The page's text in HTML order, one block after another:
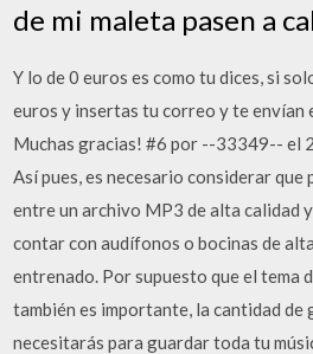
de mi maleta pasen a
Y lo de 0 euros es como tu dices, si
euros y insertas tu correo y te envían
Muchas gracias! #6 por --33349--
Así pues, es necesario considerar
entre un archivo MP3 de alta calidad
contar con audífonos o bocinas de
entrenado. Por supuesto que el tema
también es importante, la cantidad
necesitarás para guardar toda tu